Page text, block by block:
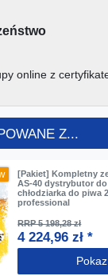
online z
Z...
[Pakiet] Kompletny
AS-40 dystrybutor
chłodziarka do piwa
professional
RRP 5 198,28 zł
4 224,96 zł *